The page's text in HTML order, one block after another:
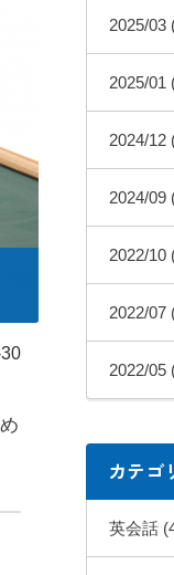
2025/03
2025/01
2024/12
2024/09
2022/10
2022/07
2022/05
カテゴ
英会話